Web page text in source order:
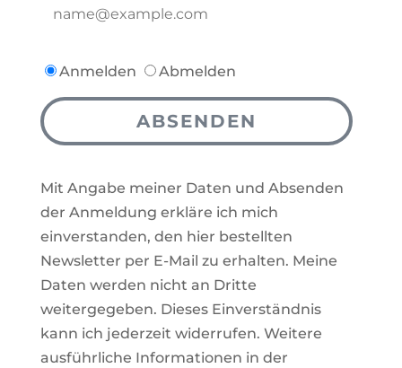
Anmelden Abmelden
ABSENDEN
Mit Angabe meiner Daten und Absenden
der Anmeldung erkläre ich mich
einverstanden, den hier bestellten
Newsletter per E-Mail zu erhalten. Meine
Daten werden nicht an Dritte
weitergegeben. Dieses Einverständnis
kann ich jederzeit widerrufen. Weitere
ausführliche Informationen in der